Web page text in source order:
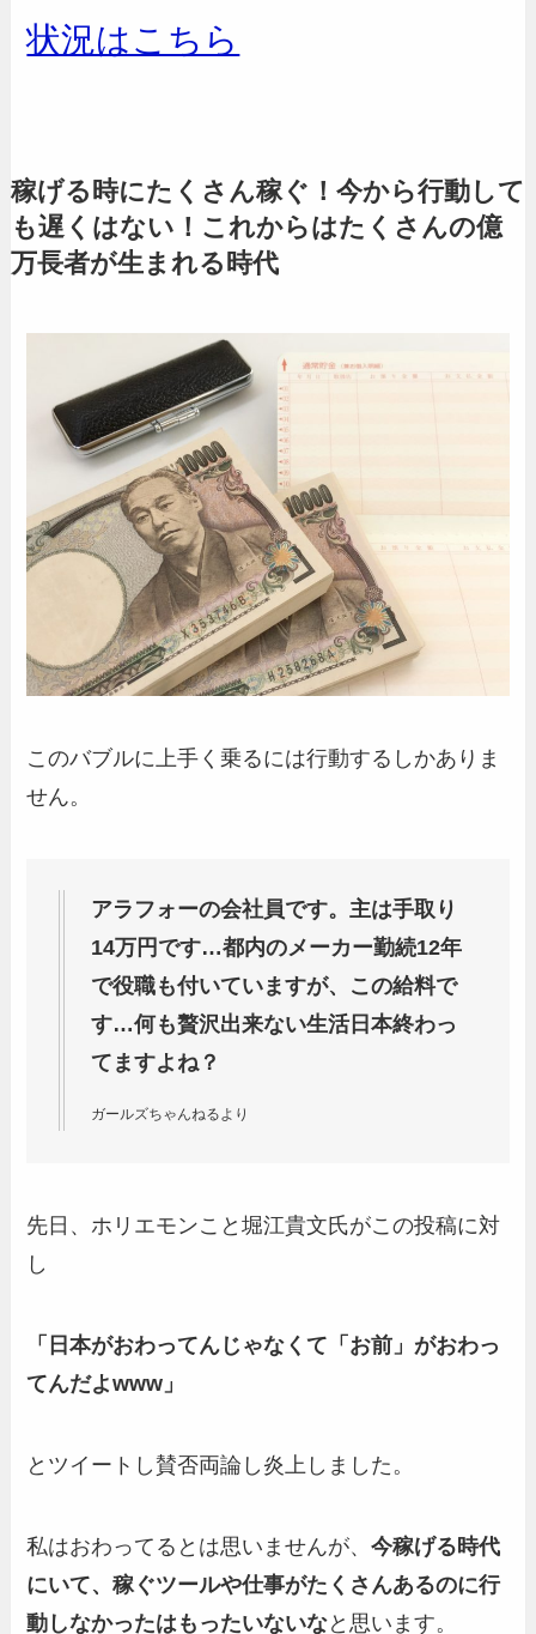
状況はこちら
稼げる時にたくさん稼ぐ！今から行動して
も遅くはない！これからはたくさんの億
万長者が生まれる時代
このバブルに上手く乗るには行動するしかありま
せん。
アラフォーの会社員です。主は手取り
14万円です…都内のメーカー勤続12年
で役職も付いていますが、この給料で
す…何も贅沢出来ない生活日本終わっ
てますよね？
ガールズちゃんねるより
先日、ホリエモンこと堀江貴文氏がこの投稿に対
し
「日本がおわってんじゃなくて「お前」がおわっ
てんだよwww」
とツイートし賛否両論し炎上しました。
私はおわってるとは思いませんが、今稼げる時代
にいて、稼ぐツールや仕事がたくさんあるのに行
動しなかったはもったいないなと思います。